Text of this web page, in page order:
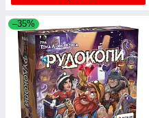
–35%